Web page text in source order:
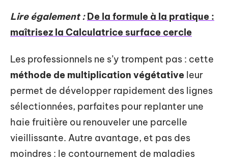
Lire également : De la formule à la pratique :
maîtrisez la Calculatrice surface cercle
Les professionnels ne s’y trompent pas : cette
méthode de multiplication végétative leur
permet de développer rapidement des lignes
sélectionnées, parfaites pour replanter une
haie fruitière ou renouveler une parcelle
vieillissante. Autre avantage, et pas des
moindres : le contournement de maladies